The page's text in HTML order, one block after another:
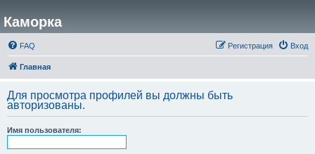
Каморка
FAQ Вход
Регистрация
Главная
Для просмотра профилей вы должны быть
авторизованы.
Имя пользователя: